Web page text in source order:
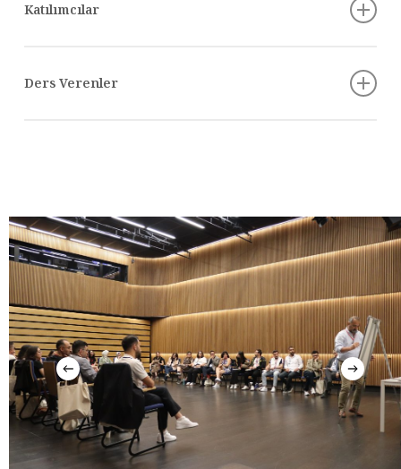
Katılımcılar
Alperen Memiş, Çankırı
Ayşenur Uysal, Kahramanmaraş
Bert Canbolat, Ankara
Betül Zehra Akbaş, Şanlıurfa
Beyzanur Bektaş, İzmir
Ders Verenler
Prof. Dr. Aziz Çelik
Doç. Dr. Behlül Özkan
Prof. Dr. Demet Lüküslü
Dr. Ekrem Aslan
Elif Avcı
Emre Baykal